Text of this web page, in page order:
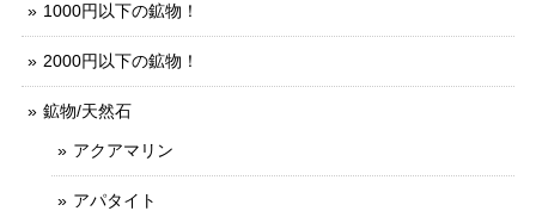
1000円以下の鉱物！
2000円以下の鉱物！
鉱物/天然石
アクアマリン
アパタイト